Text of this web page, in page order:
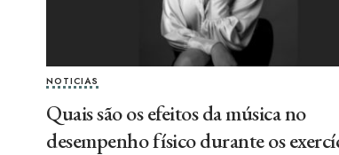
NOTICIAS
Quais são os efeitos da música no
desempenho físico durante os